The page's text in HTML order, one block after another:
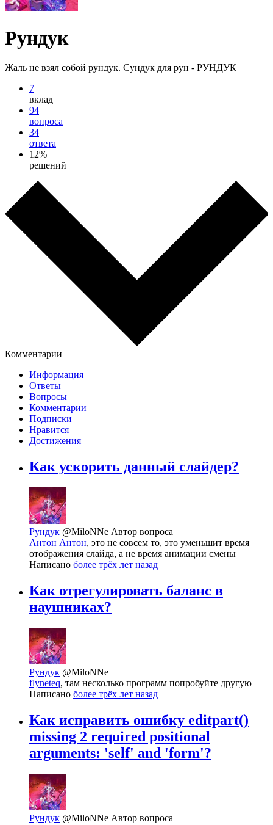
Рундук
Жаль не взял собой рундук. Сундук для рун - РУНДУК
7
вклад
94
вопроса
34
ответа
12%
решений
Комментарии
Информация
Ответы
Вопросы
Комментарии
Подписки
Нравится
Достижения
Как ускорить данный слайдер?
Рундук @MiloNNe Автор вопроса
Антон Антон, это не совсем то, это уменьшит время
отображения слайда, а не время анимации смены
Написано более трёх лет назад
Как отрегулировать баланс в
наушниках?
Рундук @MiloNNe
flyneteq, там несколько программ попробуйте другую
Написано более трёх лет назад
Как исправить ошибку editpart()
missing 2 required positional
arguments: 'self' and 'form'?
Рундук @MiloNNe Автор вопроса